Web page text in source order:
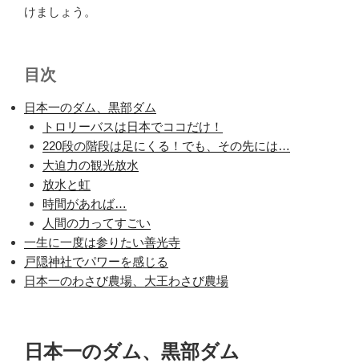
けましょう。
目次
日本一のダム、黒部ダム
トロリーバスは日本でココだけ！
220段の階段は足にくる！でも、その先には…
大迫力の観光放水
放水と虹
時間があれば…
人間の力ってすごい
一生に一度は参りたい善光寺
戸隠神社でパワーを感じる
日本一のわさび農場、大王わさび農場
日本一のダム、黒部ダム